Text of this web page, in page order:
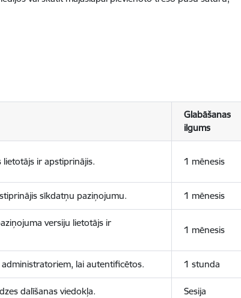
Glabāšanas
ilgums
ir apstiprinājis. 1 mēnesis
sīkdatņu paziņojumu. 1 mēnesis
versiju lietotājs ir
1 mēnesis
lai autentificētos. 1 stunda
dalīšanas viedokļa. Sesija